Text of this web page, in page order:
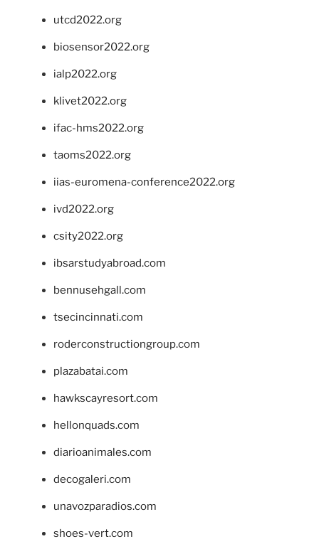
utcd2022.org
biosensor2022.org
ialp2022.org
klivet2022.org
ifac-hms2022.org
taoms2022.org
iias-euromena-conference2022.org
ivd2022.org
csity2022.org
ibsarstudyabroad.com
bennusehgall.com
tsecincinnati.com
roderconstructiongroup.com
plazabatai.com
hawkscayresort.com
hellonquads.com
diarioanimales.com
decogaleri.com
unavozparadios.com
shoes-vert.com